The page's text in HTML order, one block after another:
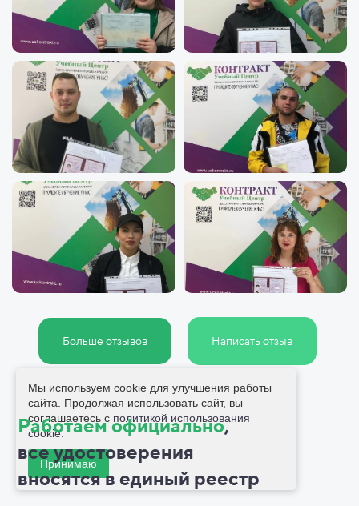
Больше отзывов Написать отзыв
Работаем официально,
всеудостоверения
вносятся в единый реестр
Мы используем cookie для улучшения работы
сайта. Продолжая использовать сайт, вы
соглашаетесь с политикой использования
cookie.
Принимаю